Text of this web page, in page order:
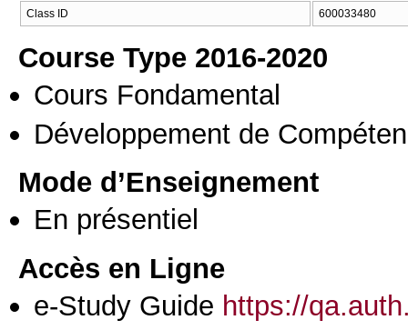
Class ID 600033480
Course Type 2016-2020
Cours Fondamental
Développement de
Mode d’Enseignement
En présentiel
Accès en Ligne
e-Study Guide https://